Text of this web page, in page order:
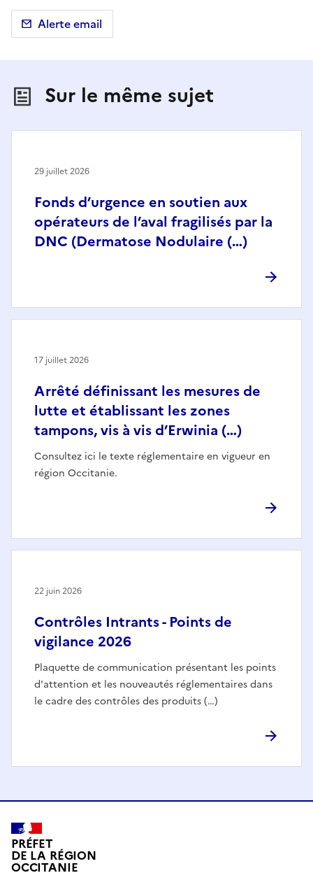
Alerte email
Sur le même sujet
Fonds d’urgence en soutien aux
opérateurs de l’aval fragilisés par la
DNC (Dermatose Nodulaire (…)
29 juillet 2026
Arrêté définissant les mesures de
lutte et établissant les zones
tampons, vis à vis d’Erwinia (…)
Consultez ici le texte réglementaire en vigueur en
région Occitanie.
17 juillet 2026
Contrôles Intrants - Points de
vigilance 2026
Plaquette de communication présentant les points
d'attention et les nouveautés réglementaires dans
le cadre des contrôles des produits (…)
22 juin 2026
PRÉFET
DE LA RÉGION
OCCITANIE